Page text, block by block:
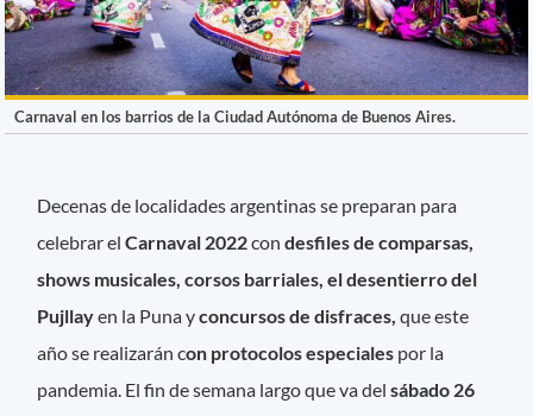
Carnaval en los barrios de la Ciudad Autónoma de Buenos Aires.
Decenas de localidades argentinas se preparan para
celebrar elCarnaval 2022condesfiles de comparsas,
shows musicales, corsos barriales, el desentierro del
Pujllayen la Puna yconcursos de disfraces, que este
año se realizarán con protocolos especiales por la
pandemia. El fin de semana largo que va delsábado 26